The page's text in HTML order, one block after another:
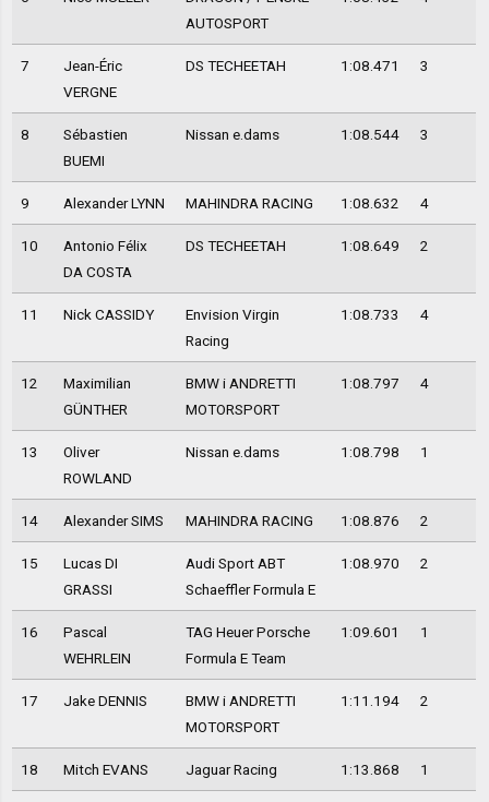
AUTOSPORT
7
Jean-Éric
VERGNE
DS TECHEETAH 1:08.471 3
8
Sébastien
BUEMI
Nissan e.dams 1:08.544 3
9 Alexander LYNN MAHINDRA RACING 1:08.632 4
10
Antonio Félix
DA COSTA
DS TECHEETAH 1:08.649 2
11 Nick CASSIDY
Envision Virgin
Racing
1:08.733 4
12
Maximilian
GÜNTHER
BMW i ANDRETTI
MOTORSPORT
1:08.797 4
13
Oliver
ROWLAND
Nissan e.dams 1:08.798 1
14 Alexander SIMS MAHINDRA RACING 1:08.876 2
15
Lucas DI
GRASSI
Audi Sport ABT
Schaeffler Formula E
1:08.970 2
16
Pascal
WEHRLEIN
TAG Heuer Porsche
Formula E Team
1:09.601 1
17 Jake DENNIS
BMW i ANDRETTI
MOTORSPORT
1:11.194 2
18 Mitch EVANS Jaguar Racing 1:13.868 1